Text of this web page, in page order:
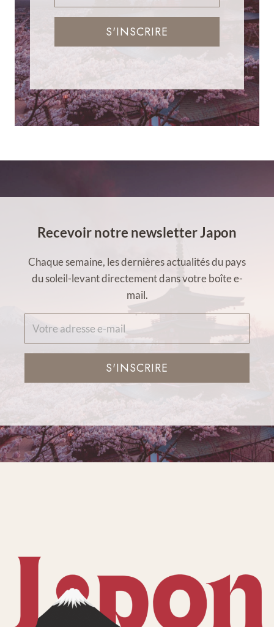
S'INSCRIRE
Recevoir notre newsletter Japon
Chaque semaine, les dernières actualités du pays
du soleil-levant directement dans votre boîte e-
mail.
S'INSCRIRE